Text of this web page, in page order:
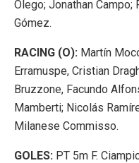
Olego; Jonathan Campo;
Gómez.
RACING (O): Martín
Erramuspe, Cristian
Bruzzone, Facundo
Mamberti; Nicolás
Milanese Commisso.
GOLES: PT 5m F.